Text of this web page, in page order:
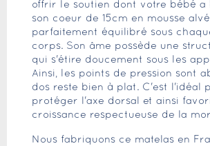
offrir le soutien dont votre bébé a
son coeur de 15cm en mousse
parfaitement équilibré sous
corps. Son âme possède une
qui s'étire doucement sous les
Ainsi, les points de pression sont
dos reste bien à plat. C'est l'idéal
protéger l'axe dorsal et ainsi
croissance respectueuse de la
Nous fabriquons ce matelas en